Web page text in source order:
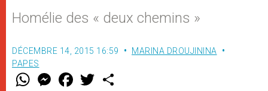
Homélie des « deux chemins »
DÉCEMBRE 14, 2015 16:59
MARINA DROUJININA
PAPES
W M
e
F
a w